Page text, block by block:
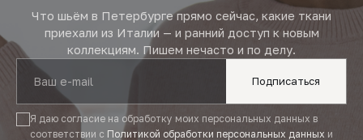
Что шьём в Петербурге прямо сейчас, какие ткани
приехали из Италии — и ранний доступ к новым
коллекциям. Пишем нечасто и по делу.
Подписаться
Я даю согласие на обработку моих персональных данных в
соответствии с Политикой обработки персональных данных и